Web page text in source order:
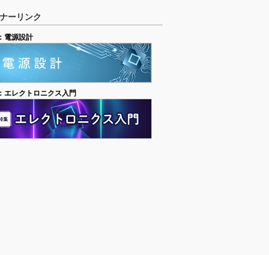
ーリンク
電源設計
エレクトロニクス入門